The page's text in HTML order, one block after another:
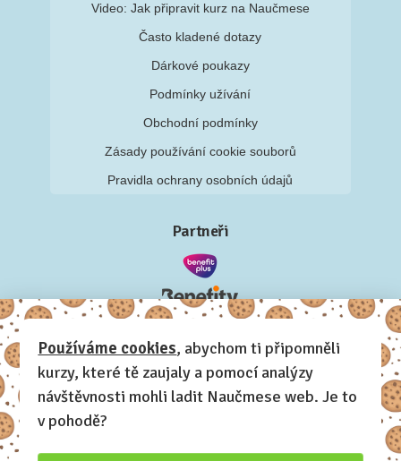
Video: Jak připravit kurz na Naučmese
Často kladené dotazy
Dárkové poukazy
Podmínky užívání
Obchodní podmínky
Zásady používání cookie souborů
Pravidla ochrany osobních údajů
Partneři
Používáme cookies, abychom ti připomněli
kurzy, které tě zaujaly a pomocí analýzy
návštěvnosti mohli ladit Naučmese web. Je to
v pohodě?